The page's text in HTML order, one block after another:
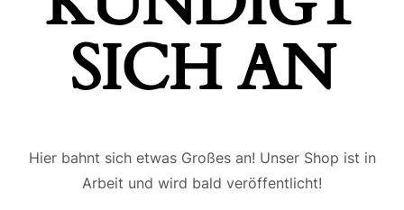
ICH AN
Hier bahnt sich etwas Großes an! Unser Shop ist in
Arbeit und wird bald veröffentlicht!